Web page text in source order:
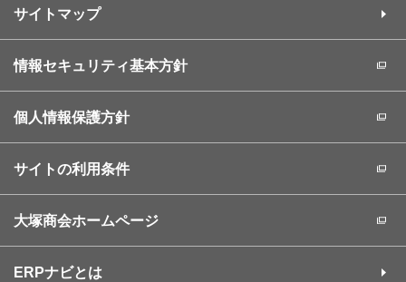
サイトマップ
情報セキュリティ基本方針
個人情報保護方針
サイトの利用条件
大塚商会ホームページ
ERPナビとは